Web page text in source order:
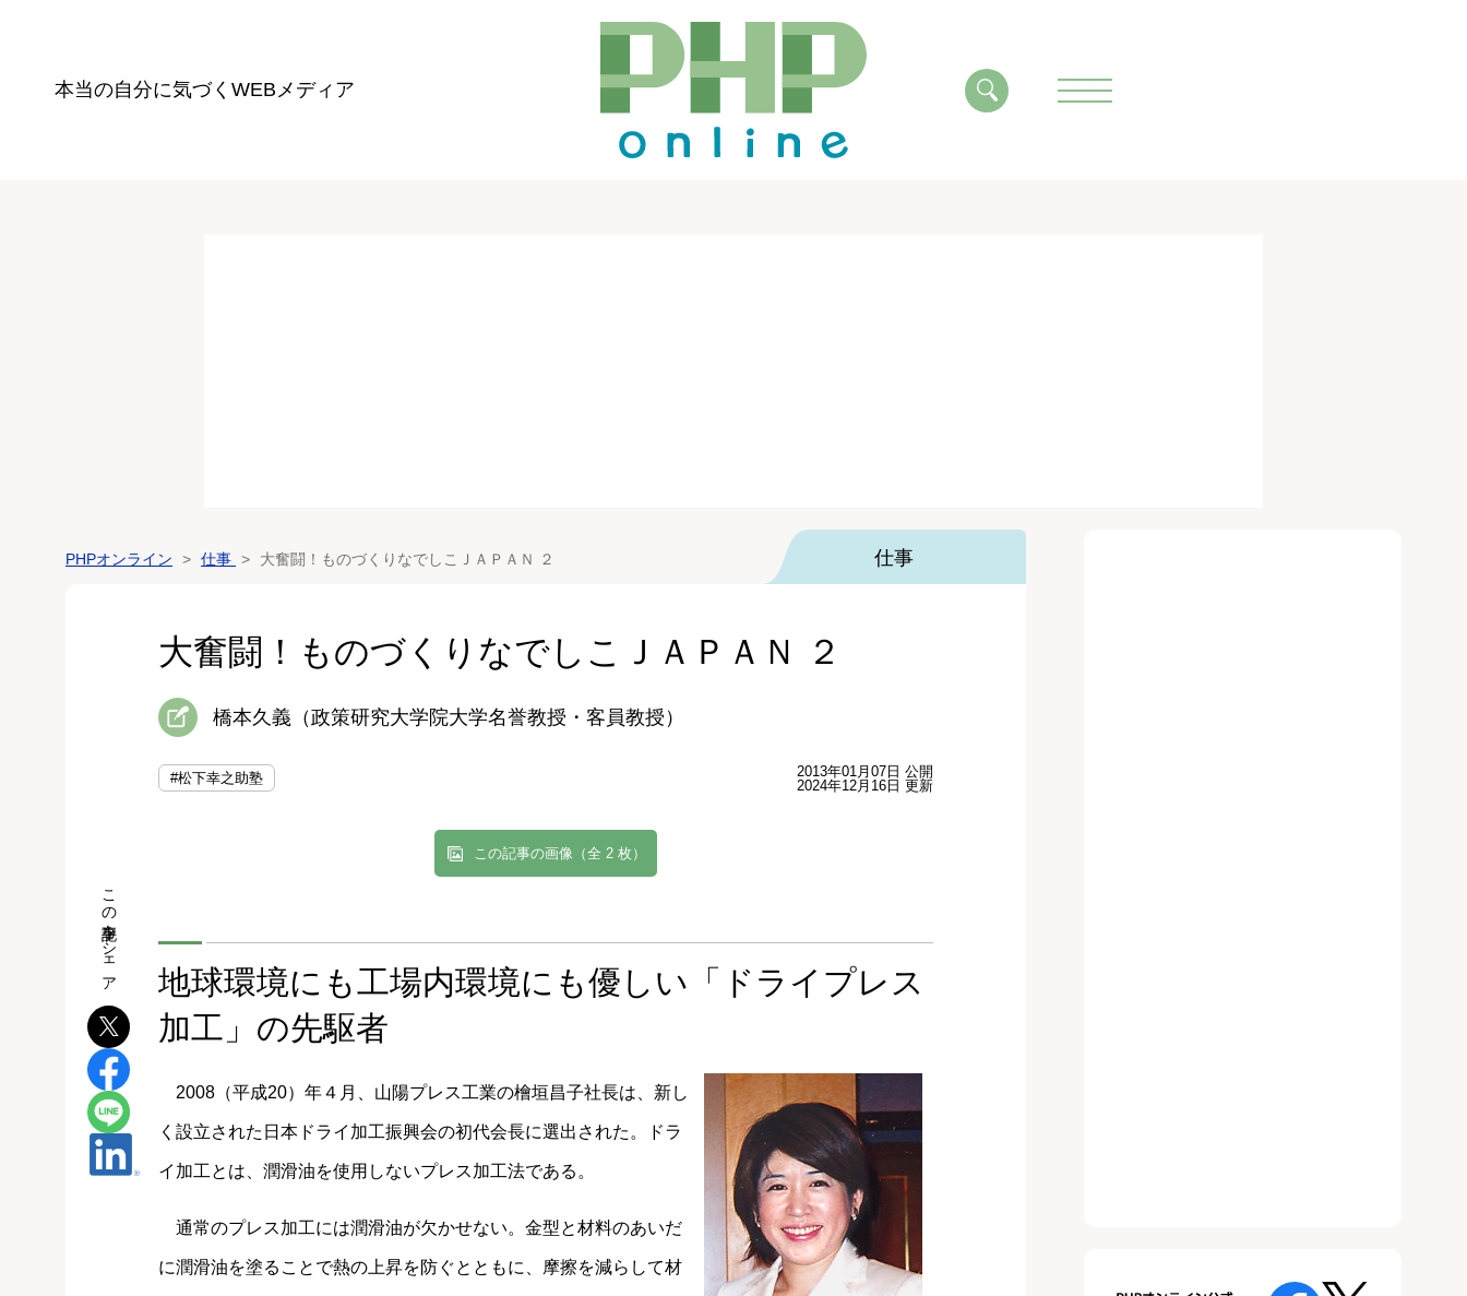
本当の自分に気づく WEBメディア
PHPオンライン 仕事 大奮闘！ものづくりなでしこＪＡＰＡＮ ２ 仕事
大奮闘！ものづくりなでしこＪＡＰＡＮ ２
橋本久義（政策研究大学院大学名誉教授・客員教授）
#松下幸之助塾
2013年01月07日 公開
2024年12月16日 更新
この記事の画像（全 2 枚）
地球環境にも工場内環境にも優しい「ドライプレス
加工」の先駆者
2008（平成20）年４月、山陽プレス工業の檜垣昌子社長は、新し
く設立された日本ドライ加工振興会の初代会長に選出された。ドラ
イ加工とは、潤滑油を使用しないプレス加工法である。
通常のプレス加工には潤滑油が欠かせない。金型と材料のあいだ
に潤滑油を塗ることで熱の上昇を防ぐとともに、摩擦を減らして材
この記事をシェア